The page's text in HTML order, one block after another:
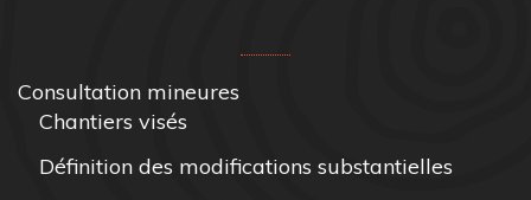
Consultation mineures
Chantiers visés
Définition des modifications substantielles